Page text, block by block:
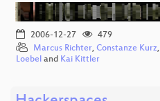
2006-12-27
479
Marcus Richter, Constanze Kurz,
Loebel and Kai Kittler